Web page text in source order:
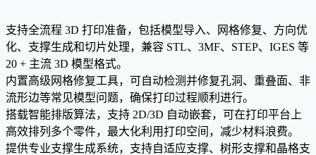
支持全流程 3D 打印准备，包括模型导入、网格修复、方向优
化、支撑生成和切片处理，兼容 STL、3MF、STEP、IGES 等
20 + 主流 3D 模型格式。
内置高级网格修复工具，可自动检测并修复孔洞、重叠面、非
流形边等常见模型问题，确保打印过程顺利进行。
搭载智能排版算法，支持 2D/3D 自动嵌套，可在打印平台上
高效排列多个零件，最大化利用打印空间，减少材料浪费。
提供专业支撑生成系统，支持自适应支撑、树形支撑和晶格支